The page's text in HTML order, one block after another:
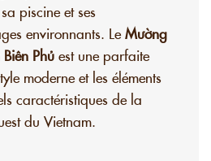
piscine et ses
environnants. LeMường
Phủ est une parfaite
moderne et les éléments
caractéristiques de la
du Vietnam.